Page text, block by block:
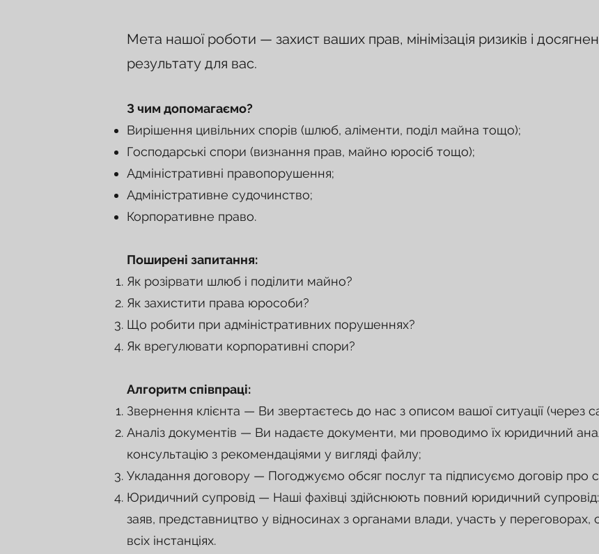
Мета нашої роботи — захист ваших прав, мінімізація ризиків і
результату для вас.
З чим допомагаємо?
Вирішення цивільних спорів (шлюб, аліменти, поділ майна тощо);
Господарські спори (визнання прав, майно юросіб тощо);
Адміністративні правопорушення;
Адміністративне судочинство;
Корпоративне право.
Поширені запитання:
Як розірвати шлюб і поділити майно?
Як захистити права юрособи?
Що робити при адміністративних порушеннях?
Як врегулювати корпоративні спори?
Алгоритм співпраці:
Звернення клієнта — Ви звертаєтесь до нас з описом вашої ситуації
Аналіз документів — Ви надаєте документи, ми проводимо їх юридичний
консультацію з рекомендаціями у вигляді файлу;
Укладання договору — Погоджуємо обсяг послуг та підписуємо договір про
Юридичний супровід — Наші фахівці здійснюють повний юридичний супровід:
заяв, представництво у відносинах з органами влади, участь у переговорах,
всіх інстанціях.